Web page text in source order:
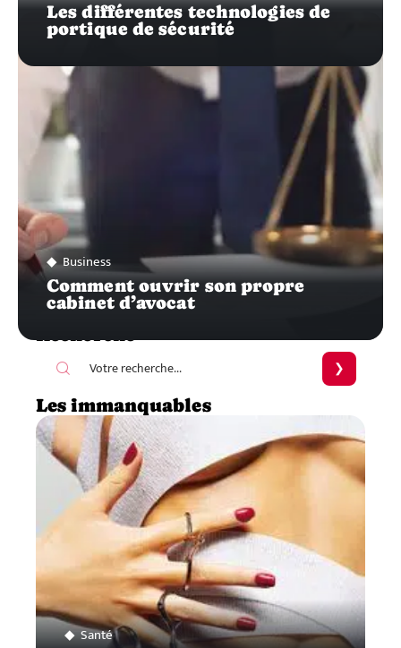
Les différentes technologies de
portique de sécurité
Business
Comment ouvrir son propre
cabinet d’avocat
Les immanquables
Santé